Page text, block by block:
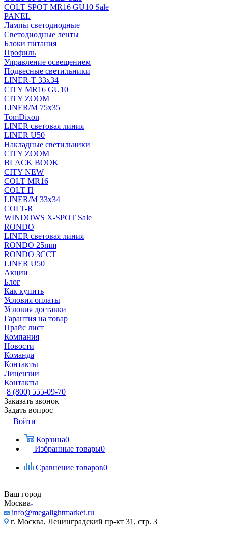
COLT SPOT MR16 GU10 Sale
PANEL
Лампы светодиодные
Светодиодные ленты
Блоки питания
Профиль
Управление освещением
Подвесные светильники
LINER-T 33x34
CITY MR16 GU10
CITY ZOOM
LINER/M 75х35
TomDixon
LINER световая линия
LINER U50
Накладные светильники
CITY ZOOM
BLACK BOOK
CITY NEW
COLT MR16
COLT П
LINER/М 33х34
COLT-R
WINDOWS X-SPOT Sale
RONDO
LINER световая линия
RONDO 25mm
RONDO 3CCT
LINER U50
Акции
Блог
Как купить
Условия оплаты
Условия доставки
Гарантия на товар
Прайс лист
Компания
Новости
Команда
Контакты
Лицензии
Контакты
8 (800) 555-09-70
Заказать звонок
Задать вопрос
Войти
Корзина0
Избранные товары0
Сравнение товаров0
Ваш город
Москва
info@megalightmarket.ru
г. Москва, Ленинградский пр-кт 31, стр. 3